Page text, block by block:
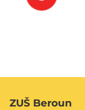
ZUŠ Beroun